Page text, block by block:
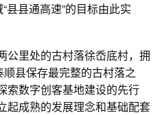
县县通高速”的目标由此实
里处的古村落徐岙底村，拥
县保存最完整的古村落之
索数字创客基地建设的先行
起成熟的发展理念和基础配套